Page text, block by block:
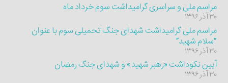
مراسم ملی و سراسری گرامیداشت سوم خرداد ماه
۳۰ آذر ۱۳۹۶
مراسم ملی گرامیداشت شهدای جنگ تحمیلی سوم با عنوان
“سلام شهید”
۳۰ آذر ۱۳۹۶
آیین نکوداشت «رهبر شهید» و شهدای جنگ رمضان
۳۰ آذر ۱۳۹۶